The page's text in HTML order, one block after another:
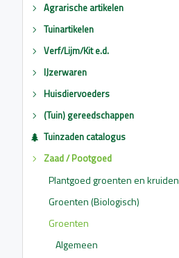
Agrarische artikelen
Tuinartikelen
Verf/Lijm/Kit e.d.
IJzerwaren
Huisdiervoeders
(Tuin) gereedschappen
Tuinzaden catalogus
Zaad / Pootgoed
Plantgoed groenten en kruiden
Groenten (Biologisch)
Groenten
Algemeen